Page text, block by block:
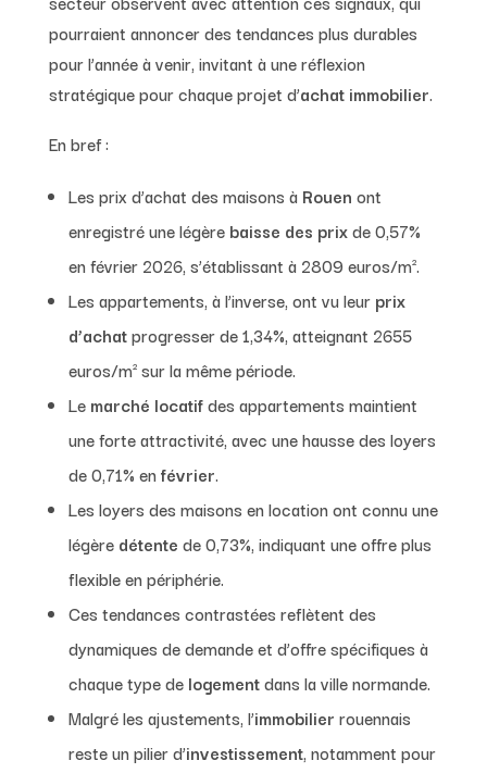
pourraient annoncer des tendances plus durables
pour l’année à venir, invitant à une réflexion
stratégique pour chaque projet d’achat immobilier.
En bref :
Les prix d’achat des maisons à Rouen ont
enregistré une légère baisse des prixde 0,57%
en février 2026, s’établissant à 2809 euros/m².
Les appartements, à l’inverse, ont vu leur prix
d’achatprogresser de 1,34%, atteignant 2655
euros/m² sur la même période.
Le marché locatifdes appartements maintient
une forte attractivité, avec une hausse des loyers
de 0,71% en février.
Les loyers des maisons en location ont connu une
légère détente de 0,73%, indiquant une offre plus
flexible en périphérie.
Ces tendances contrastées reflètent des
dynamiques de demande et d’offre spécifiques à
chaque type de logementdans la ville normande.
Malgré les ajustements, l’immobilier rouennais
reste un pilier d’investissement, notamment pour